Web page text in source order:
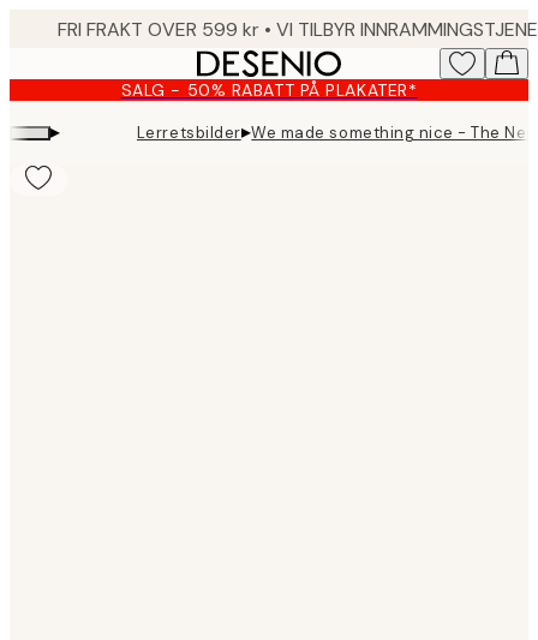
content.
SALG - 50% RABATT PÅ PLAKATER*
▸ Lerretsbilder▸We made something nice - The